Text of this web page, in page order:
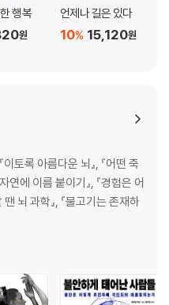
행복
원
언제나 길은 있다
15,120원
10%
토록 아름다운 뇌』, 『어떤 죽
자연에 이름 붙이기』, 『경험은 어
뇌 과학』, 『물고기는 존재하